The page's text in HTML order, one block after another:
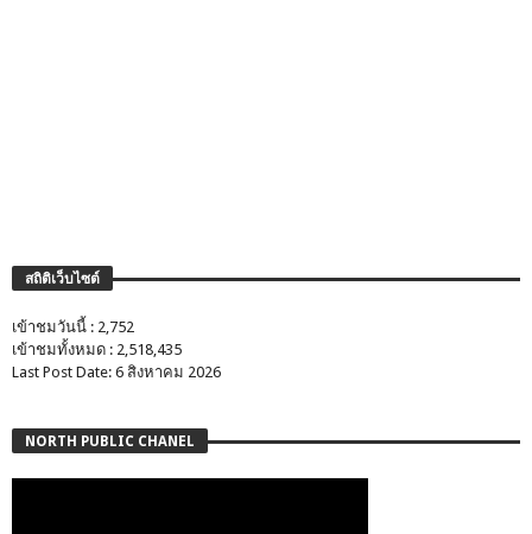
สถิติเว็บไซต์
เข้าชมวันนี้ : 2,752
เข้าชมทั้งหมด : 2,518,435
Last Post Date: 6 สิงหาคม 2026
NORTH PUBLIC CHANEL